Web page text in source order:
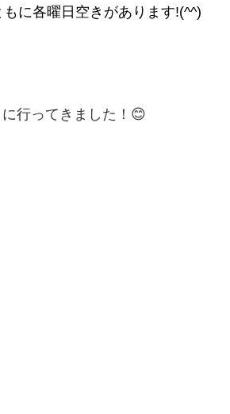
に各曜日空きがあります!(^^)
行ってきました！😊